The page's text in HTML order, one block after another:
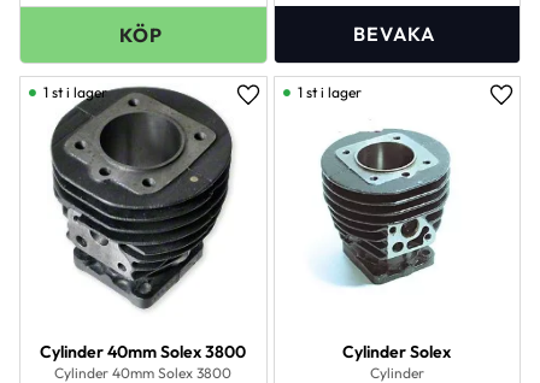
Cylinder 40mm Solex 3800
Cylinder 40mm Solex 3800
Lägg till i favoriter
1 st i lager
Cylinder Solex
Cylinder
1 st i lager